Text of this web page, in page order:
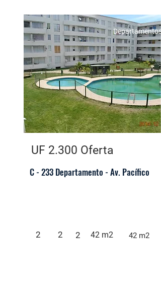
Departamentos
UF 2.300 Oferta
C - 233 Departamento - Av. Pacífico
2 2 2 42 m2 42 m2